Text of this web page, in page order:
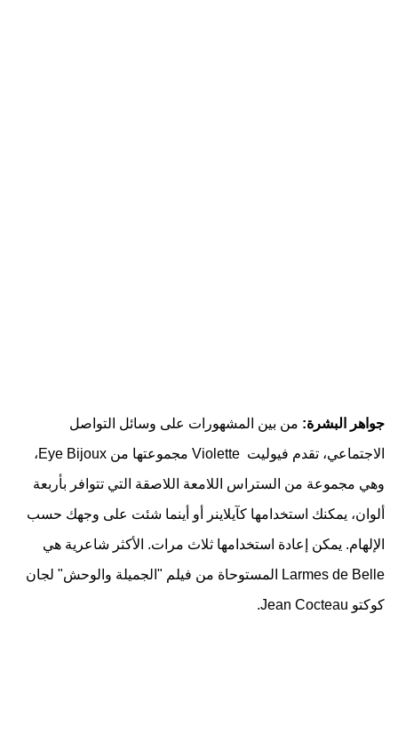
جواهر البشرة: من بين المشهورات على وسائل التواصل
الاجتماعي، تقدم فيوليت Violette ‎ مجموعتها من Eye Bijoux‎،
وهي مجموعة من الستراس اللامعة اللاصقة التي تتوافر بأربعة
ألوان، يمكنك استخدامها كآيلاينر أو أينما شئت على وجهك حسب
الإلهام. يمكن إعادة استخدامها ثلاث مرات. الأكثر شاعرية هي
Larmes de Belle‎ المستوحاة من فيلم "الجميلة والوحش" لجان
كوكتو Jean Cocteau‎.